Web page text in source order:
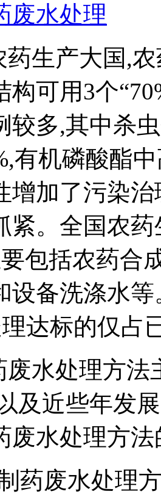
废水处理
药生产大国,
构可用3个
较多,其中杀
有机磷酸酯
增加了污染
紧。全国农
包括农药合
设备洗涤水
达标的仅占
废水处理方法
及近些年发
废水处理方
药废水处理